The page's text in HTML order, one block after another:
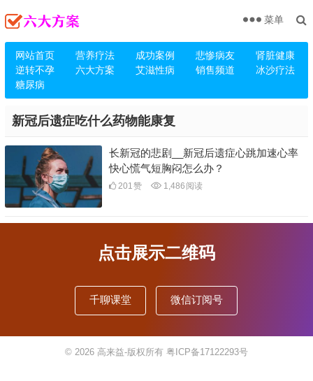
网站首页 营养疗法 成功案例 悲惨病友
肾脏健康
逆转不孕
六大方案 艾滋性病 销售频道
冰沙疗法
糖尿病
菜单
新冠后遗症吃什么药物能康复
长新冠的悲剧__新冠后遗症心跳加速心率
快心慌气短胸闷怎么办？
201赞 1,486 阅读
点击展示二维码
千聊课堂 微信订阅号
© 2026 高来益-版权所有 粤ICP备17122293号